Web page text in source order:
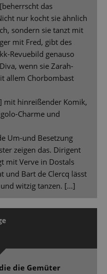
das
nur kocht sie ähnlich
sondern sie tanzt mit
mit Fred, gibt des
Revuebild genauso
wenn sie Zarah-
allem Chorbombast
mit hinreißender Komik,
Charme und
Um-und Besetzung
zeigen das. Dirigent
mit Verve in Dostals
und Bart de Clercq lässt
witzig tanzen. [...]
die Gemüter